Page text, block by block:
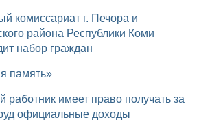
района Республики Коми
набор граждан
память»
официальные доходы